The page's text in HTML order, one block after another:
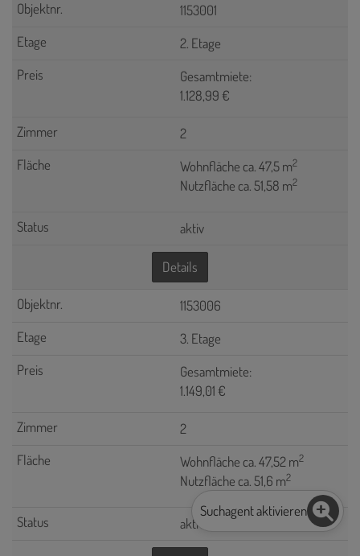
1153001
2. Etage
Gesamtmiete:
1.128,99 €
2
Wohnfläche ca. 47,5 m2
Nutzfläche ca. 51,58 m2
aktiv
Details
1153006
3. Etage
Gesamtmiete:
1.149,01 €
2
Wohnfläche ca. 47,52 m2
Nutzfläche ca. 51,6 m2
aktiv
Suchagent aktivieren